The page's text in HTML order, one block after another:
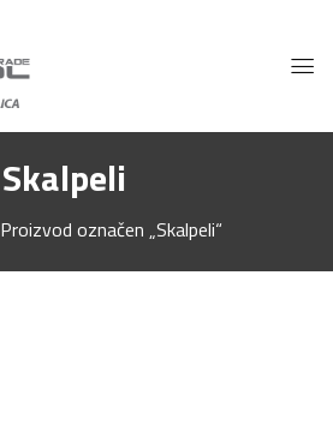
Skalpeli
Proizvod označen „Skalpeli“